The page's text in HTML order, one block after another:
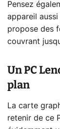
Pensez
appareil
propose des
couvrant
Un PC
plan
La carte
retenir de ce